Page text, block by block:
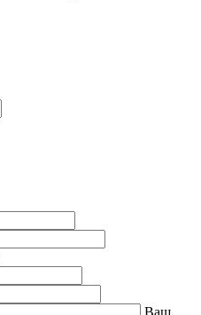
Ваш